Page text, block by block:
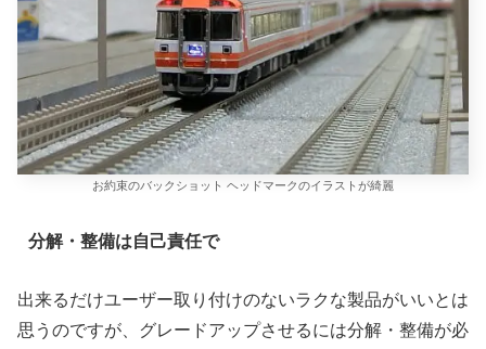
お約束のバックショット ヘッドマークのイラストが綺麗
分解・整備は自己責任で
出来るだけユーザー取り付けのないラクな製品がいいとは
思うのですが、グレードアップさせるには分解・整備が必